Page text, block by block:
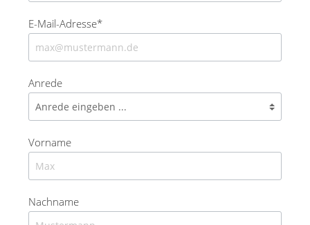
E-Mail-Adresse*
Anrede
Vorname
Nachname